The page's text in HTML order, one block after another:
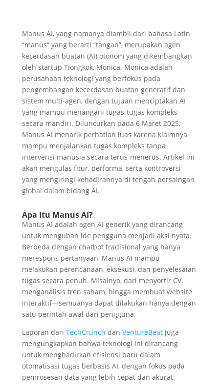
Manus AI, yang namanya diambil dari bahasa Latin
“manus” yang berarti “tangan”, merupakan agen
kecerdasan buatan (AI) otonom yang dikembangkan
oleh startup Tiongkok, Monica. Monica adalah
perusahaan teknologi yang berfokus pada
pengembangan kecerdasan buatan generatif dan
sistem multi-agen, dengan tujuan menciptakan AI
yang mampu menangani tugas-tugas kompleks
secara mandiri. Diluncurkan pada 6 Maret 2025,
Manus AI menarik perhatian luas karena klaimnya
mampu menjalankan tugas kompleks tanpa
intervensi manusia secara terus-menerus. Artikel ini
akan mengulas fitur, performa, serta kontroversi
yang mengiringi kehadirannya di tengah persaingan
global dalam bidang AI.
Apa Itu Manus AI?
Manus AI adalah agen AI generik yang dirancang
untuk mengubah ide pengguna menjadi aksi nyata.
Berbeda dengan chatbot tradisional yang hanya
merespons pertanyaan, Manus AI mampu
melakukan perencanaan, eksekusi, dan penyelesaian
tugas secara penuh. Misalnya, dari menyortir CV,
menganalisis tren saham, hingga membuat website
interaktif—semuanya dapat dilakukan hanya dengan
satu perintah awal dari pengguna.
Laporan dari TechCrunch dan VentureBeat juga
mengungkapkan bahwa teknologi ini dirancang
untuk menghadirkan efisiensi baru dalam
otomatisasi tugas berbasis AI, dengan fokus pada
pemrosesan data yang lebih cepat dan akurat.